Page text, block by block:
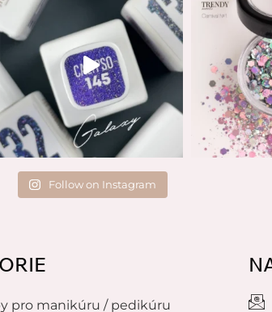
Follow on Instagram
pro manikúru / pedikúru